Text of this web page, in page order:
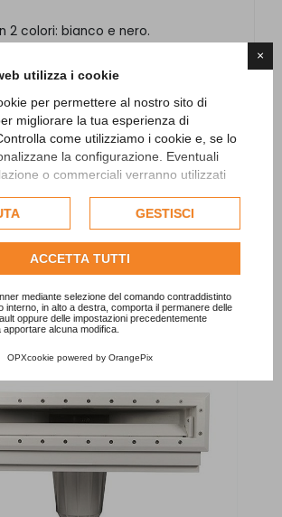
×
utilizza i cookie
per permettere al nostro sito di
migliorare la tua esperienza di
come utilizziamo i cookie e, se lo
la configurazione. Eventuali
o commerciali verranno utilizzati
consentito, potrebbero essere utilizzati
gli annunci pubblicitari. Per ulteriori
come Google utilizza i dati raccolti,
sulla privacy di Google
cookie completa.
GESTISCI
ACCETTA TUTTI
mediante selezione del comando contraddistinto
interno, in alto a destra, comporta il permanere delle
oppure delle impostazioni precedentemente
alcuna modifica.
OPXcookie powered by OrangePix
2 colori: bianco e nero.
CORRELLATI E
ACCESSORI